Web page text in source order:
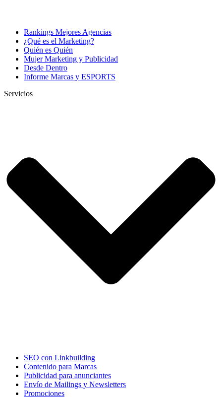
Rankings Mejores Agencias
¿Qué es el Marketing?
Quién es Quién
Mujer Marketing y Publicidad
Desde Dentro
Informe Marcas y ESPORTS
Servicios
SEO con Linkbuilding
Contenido para Marcas
Publicidad para anunciantes
Envío de Mailings y Newsletters
Promociones